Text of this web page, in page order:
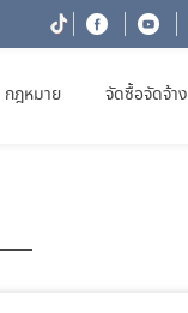
กฎหมาย จัดซื้อจัดจ้าง